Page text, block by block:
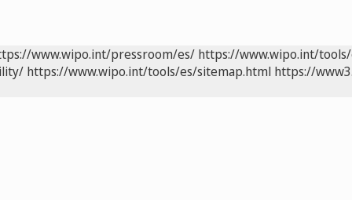
www.wipo.int/pressroom/es/ https://www.wipo.int/
https://www.wipo.int/tools/es/sitemap.html https://